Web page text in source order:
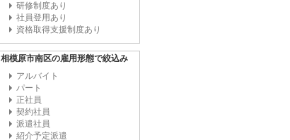
研修制度あり
社員登用あり
資格取得支援制度あり
相模原市南区の雇用形態で絞込み
アルバイト
パート
正社員
契約社員
派遣社員
紹介予定派遣